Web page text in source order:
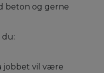
beton og gerne
du:
jobbet vil være